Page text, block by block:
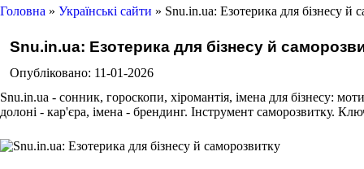
Головна » Українські сайти » Snu.in.ua: Езотерика для бізнесу й
Snu.in.ua: Езотерика для бізнесу й
Опубліковано: 11-01-2026
Snu.in.ua - сонник, гороскопи, хіромантія, імена для бізнесу:
долоні - кар'єра, імена - брендинг. Інструмент саморозвитку.